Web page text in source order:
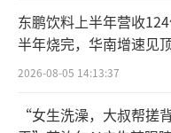
对中华网财经表示
张掖有了深度的合
得天独厚的自然
溉，以及成熟的制
东鹏饮料上半年营收
半年烧完，华南增速见
2026-08-05 14:13:37
“女生洗澡，大叔帮